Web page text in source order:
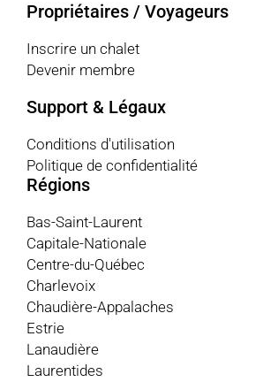
Propriétaires / Voyageurs
Inscrire un chalet
Devenir membre
Support & Légaux
Conditions d'utilisation
Politique de confidentialité
Régions
Bas-Saint-Laurent
Capitale-Nationale
Centre-du-Québec
Charlevoix
Chaudière-Appalaches
Estrie
Lanaudière
Laurentides